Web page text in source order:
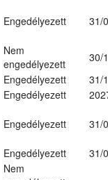
Engedélyezett 31/
Nem
engedélyezett
30/
Engedélyezett
31/
Engedélyezett
Engedélyezett 31/
Engedélyezett
31/
Nem